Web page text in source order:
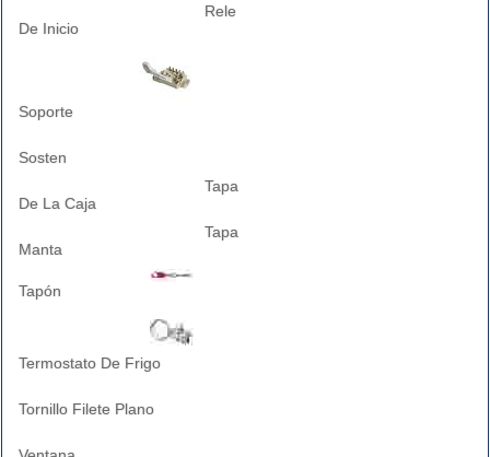
Rele
De Inicio
Soporte
Sosten
Tapa
De La Caja
Tapa
Manta
Tapón
Termostato De Frigo
Tornillo Filete Plano